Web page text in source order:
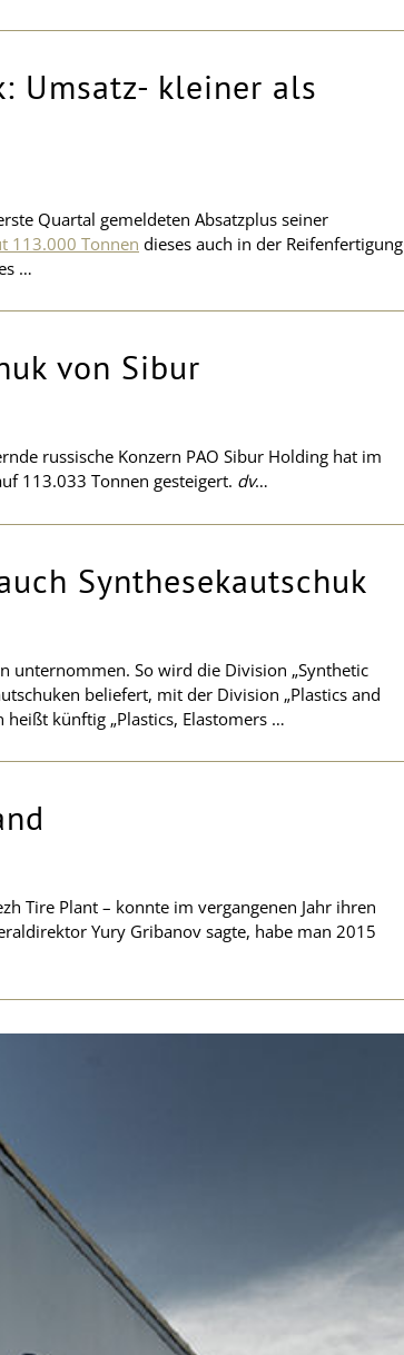
Umsatz- kleiner als
Quartal gemeldeten Absatzplus seiner
113.000 Tonnen dieses auch in der Reifenfertigung
…
von Sibur
russische Konzern PAO Sibur Holding hat im
113.033 Tonnen gesteigert. dv…
Synthesekautschuk
unternommen. So wird die Division „Synthetic
beliefert, mit der Division „Plastics and
heißt künftig „Plastics, Elastomers …
Tire Plant – konnte im vergangenen Jahr ihren
Yury Gribanov sagte, habe man 2015